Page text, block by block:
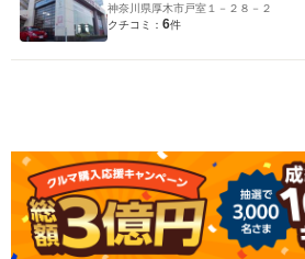
神奈川県厚木市戸室１－２８－２
クチコミ： 6件